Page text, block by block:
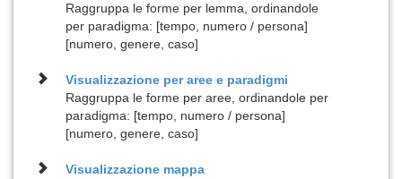
Raggruppa le forme per lemma, ordinandole
per paradigma: [tempo, numero / persona]
[numero, genere, caso]
Visualizzazione peraree e paradigmi
Raggruppa le forme per aree, ordinandole per
paradigma: [tempo, numero / persona]
[numero, genere, caso]
Visualizzazione mappa